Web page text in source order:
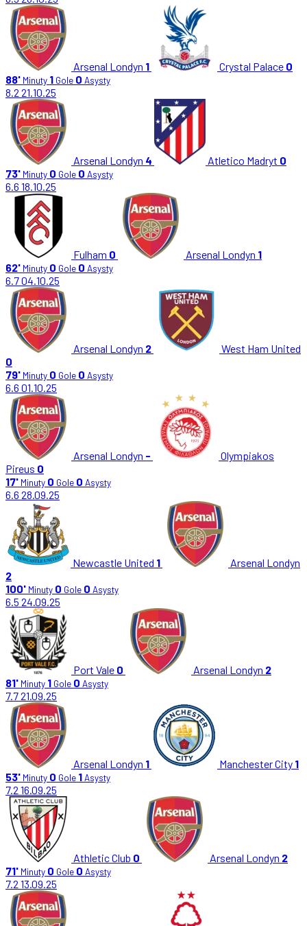
Arsenal Londyn 1 Crystal Palace 0
88' Minuty 1 Gole 0 Asysty
8.2 21.10.25
Arsenal Londyn 4 Atletico Madryt 0
73' Minuty 0 Gole 0 Asysty
6.6 18.10.25
Fulham 0 Arsenal Londyn 1
62' Minuty 0 Gole 0 Asysty
6.704.10.25
Arsenal Londyn 2
West Ham United
0
79' Minuty 0 Gole 0 Asysty
6.6 01.10.25
Arsenal Londyn -
Olympiakos
Pireus 0
17' Minuty 0 Gole 0 Asysty
6.6 28.09.25
Newcastle United 1
Arsenal Londyn
2
100' Minuty 0 Gole 0 Asysty
6.5 24.09.25
Port Vale 0 Arsenal Londyn 2
81' Minuty 1 Gole 0 Asysty
7.721.09.25
Arsenal Londyn 1 Manchester City 1
53' Minuty 0 Gole 1Asysty
7.2 16.09.25
Athletic Club 0 Arsenal Londyn 2
71' Minuty 0 Gole 0 Asysty
7.2 13.09.25